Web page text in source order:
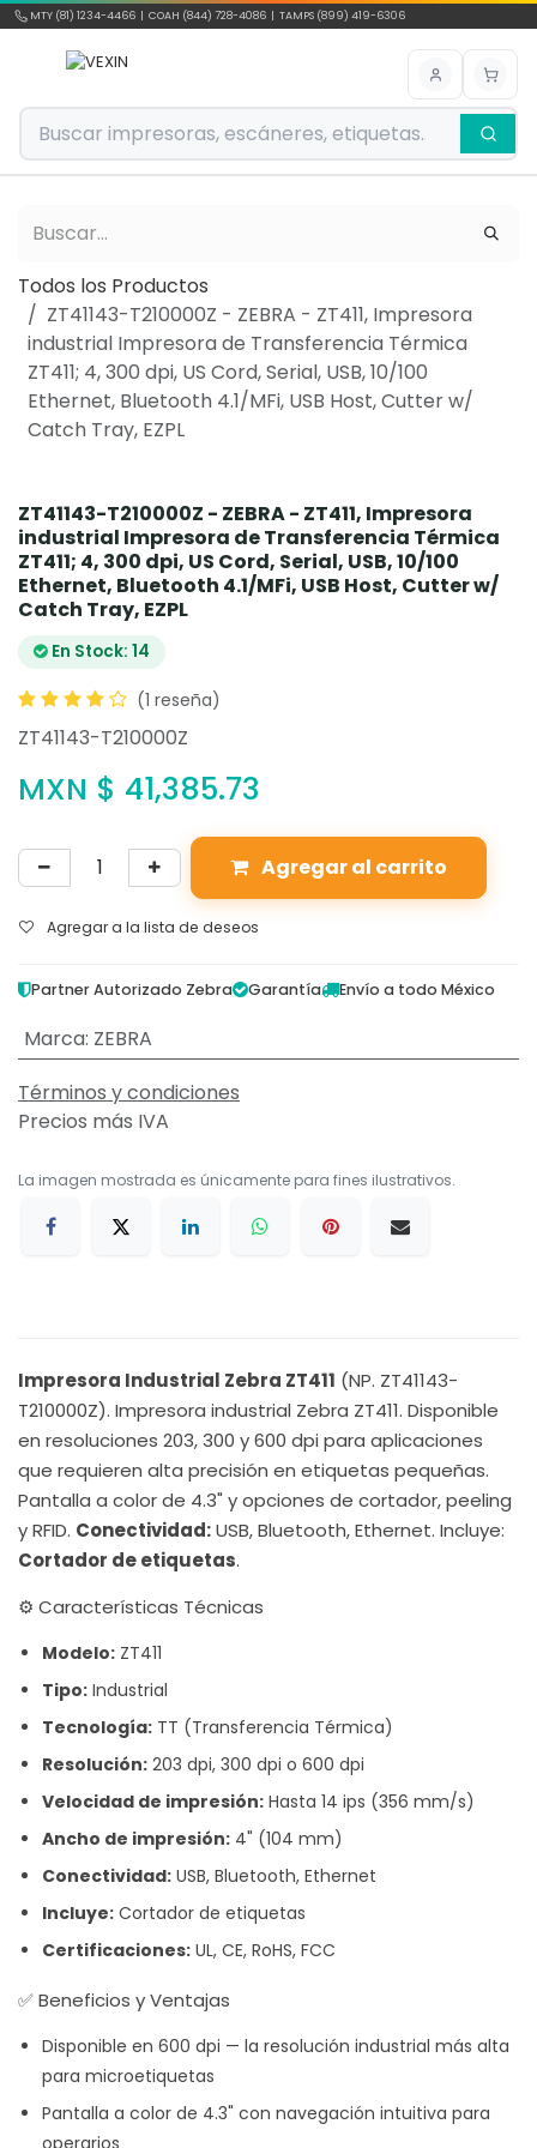
Ir al contenido
MTY (81) 1234-4466 | COAH (844) 728-4086 | TAMPS (899) 419-6306
Todos los Productos
ZT41143-T210000Z - ZEBRA - ZT411, Impresora
industrial Impresora de Transferencia Térmica
ZT411; 4, 300 dpi, US Cord, Serial, USB, 10/100
Ethernet, Bluetooth 4.1/MFi, USB Host, Cutter w/
Catch Tray, EZPL
ZT41143-T210000Z - ZEBRA - ZT411, Impresora
industrial Impresora de Transferencia Térmica
ZT411; 4, 300 dpi, US Cord, Serial, USB, 10/100
Ethernet, Bluetooth 4.1/MFi, USB Host, Cutter w/
Catch Tray, EZPL
En Stock: 14
(1 reseña)
ZT41143-T210000Z
MXN $ 41,385.73
Agregar al carrito
Agregar a la lista de deseos
Partner Autorizado Zebra Garantía Envío a todo México
Marca: ZEBRA
Términos y condiciones
Precios más IVA
La imagen mostrada es únicamente para fines ilustrativos.
Impresora Industrial Zebra ZT411 (NP. ZT41143-
T210000Z). Impresora industrial Zebra ZT411. Disponible
en resoluciones 203, 300 y 600 dpi para aplicaciones
que requieren alta precisión en etiquetas pequeñas.
Pantalla a color de 4.3" y opciones de cortador, peeling
y RFID. Conectividad:USB, Bluetooth, Ethernet. Incluye:
Cortador de etiquetas.
⚙️ Características Técnicas
Modelo: ZT411
Tipo: Industrial
Tecnología: TT (Transferencia Térmica)
Resolución: 203 dpi, 300 dpi o 600 dpi
Velocidad de impresión: Hasta 14 ips (356 mm/s)
Ancho de impresión: 4" (104 mm)
Conectividad: USB, Bluetooth, Ethernet
Incluye: Cortador de etiquetas
Certificaciones: UL, CE, RoHS, FCC
✅ Beneficios y Ventajas
Disponible en 600 dpi — la resolución industrial más alta
para microetiquetas
Pantalla a color de 4.3" con navegación intuitiva para